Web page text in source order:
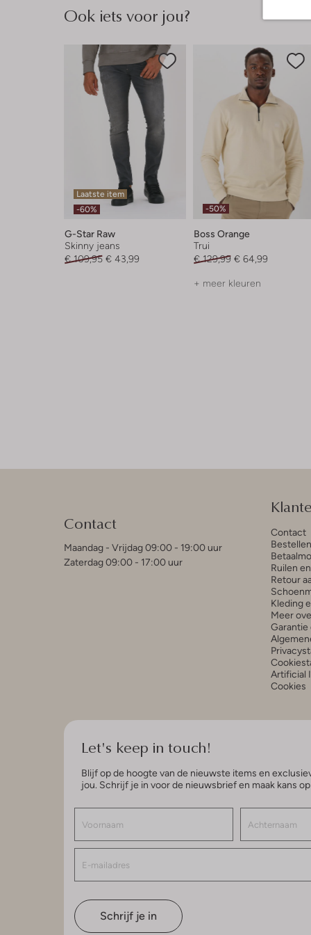
Ook iets voor jou?
Laatste item
-60%
G-Star Raw
Skinny jeans
€ 109,95 € 43,99
-50%
Boss Orange
Trui
€ 129,99 € 64,99
+ meer kleuren
Contact
Maandag - Vrijdag 09:00 - 19:00 uur
Zaterdag 09:00 - 17:00 uur
Contact
Ruilen
Retour
Kleding
Meer
Garantie
Artificial
Cookies
Let's keep in touch!
Blijf op de hoogte van de nieuwste items en
jou. Schrijf je in voor de nieuwsbrief en maak kans
Schrijf je in